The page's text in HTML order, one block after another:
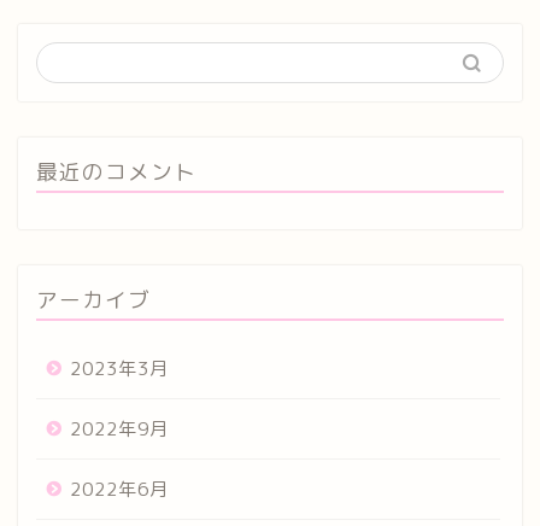
最近のコメント
アーカイブ
2023年3月
2022年9月
2022年6月